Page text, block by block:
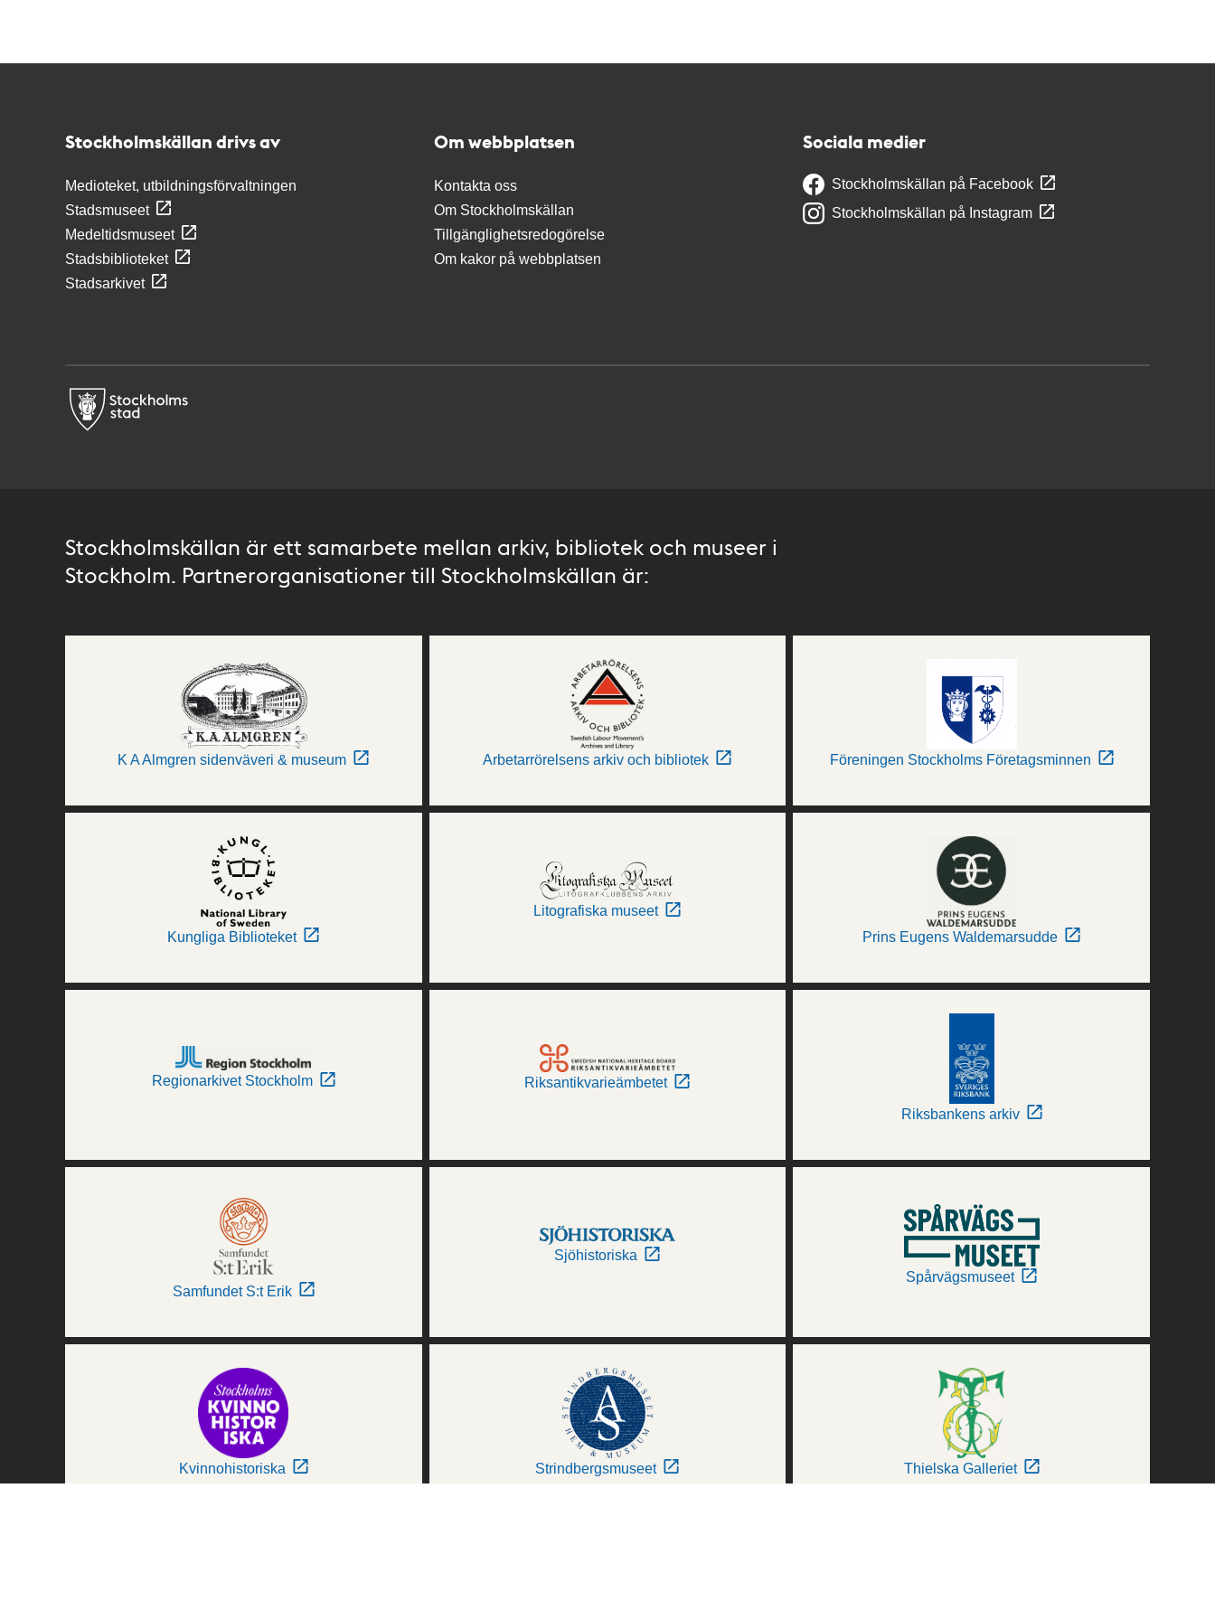
Stockholmskällan drivs av
Medioteket, utbildningsförvaltningen
Stadsmuseet
Medeltidsmuseet
Stadsbiblioteket
Stadsarkivet
Om webbplatsen
Kontakta oss
Om Stockholmskällan
Tillgänglighetsredogörelse
Om kakor på webbplatsen
Sociala medier
Stockholmskällan på Facebook
Stockholmskällan på Instagram
Stockholmskällan är ett samarbete mellan arkiv, bibliotek och museer i
Stockholm. Partnerorganisationer till Stockholmskällan är:
K A Almgren sidenväveri & museum Arbetarrörelsens arkiv och bibliotek Föreningen Stockholms Företagsminnen
Kungliga Biblioteket
Litografiska museet
Prins Eugens Waldemarsudde
Regionarkivet Stockholm Riksantikvarieämbetet
Riksbankens arkiv
Samfundet S:t Erik
Sjöhistoriska
Spårvägsmuseet
Kvinnohistoriska Strindbergsmuseet Thielska Galleriet